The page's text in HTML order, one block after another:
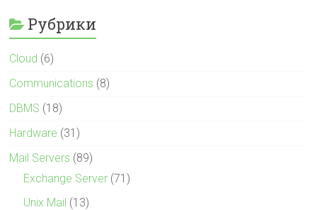
Рубрики
Cloud (6)
Communications (8)
DBMS (18)
Hardware (31)
Mail Servers (89)
Exchange Server (71)
Unix Mail (13)